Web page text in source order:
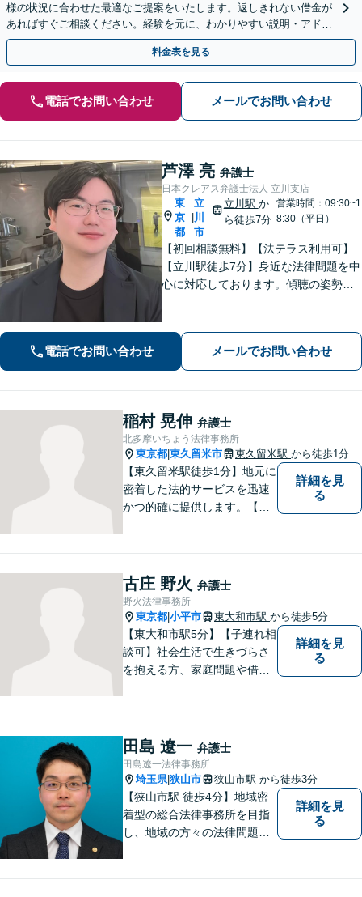
様の状況に合わせた最適なご提案をいたします。返しきれない借金が
あればすぐご相談ください。経験を元に、わかりやすい説明・アドバ
イスをいたします【初回面談無料】
料金表を見る
電話でお問い合わせ メールでお問い合わせ
芦澤 亮 弁護士
日本クレアス弁護士法人 立川支店
東
京
都
立
川
市
立川駅 か
ら徒歩7分
営業時間：09:30~1
8:30（平日）
【初回相談無料】【法テラス利用可】
【立川駅徒歩7分】身近な法律問題を中
心に対応しております。傾聴の姿勢と
ましたらお気軽にご相談ください。
【電話相談可】【休日・夜間面談可】
電話でお問い合わせ メールでお問い合わせ
稲村 晃伸 弁護士
北多摩いちょう法律事務所
東京都 東久留米市 東久留米駅 から徒歩1分
【東久留米駅徒歩1分】地元に
密着した法的サービスを迅速
かつ的確に提供します。【当
納得のいく解決を目指して、
全力を尽くします。【法テラ
ス利用可能】
詳細を見
る
古庄 野火 弁護士
野火法律事務所
東京都 小平市 東大和市駅 から徒歩5分
【東大和市駅5分】【子連れ相
談可】社会生活で生きづらさ
を抱える方、家庭問題や借金
談無料】【分割払い可】【法
テラス利用可】
詳細を見
る
田島 遼一 弁護士
田島遼一法律事務所
埼玉県|狭山市 狭山市駅 から徒歩3分
【狭山市駅 徒歩4分】地域密
着型の総合法律事務所を目指
し、地域の方々の法律問題を
詳細を見
る